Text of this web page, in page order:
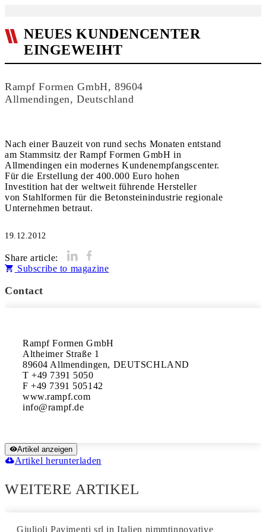
NEUES KUNDENCENTER
EINGEWEIHT
Rampf Formen GmbH, 89604
Allmendingen, Deutschland
Nach einer Bauzeit von rund sechs Monaten entstand
am Stammsitz der Rampf Formen GmbH in
Allmendingen ein modernes Kundenempfangscenter.
Für die Erstellung der 400.000 Euro hohen
Investition hat der weltweit führende Hersteller
von Stahlformen für die Betonsteinindustrie regionale
Unternehmen betraut.
19.12.2012
Share article:
Subscribe to magazine
Contact
Rampf Formen GmbH
Altheimer Straße 1
89604 Allmendingen, DEUTSCHLAND
T +49 7391 5050
F +49 7391 505142
www.rampf.com
Artikel anzeigen
Artikel herunterladen
WEITERE ARTIKEL
Giulioli Pavimenti srl in Italien nimmtinnovative